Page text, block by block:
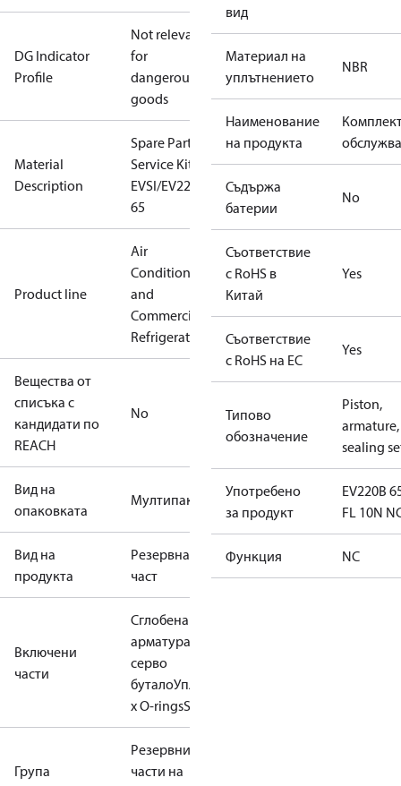
DG Indicator
Profile
Not relevant
for
dangerous
goods
Material
Description
Spare Part
Service Kit
EVSI/EV220B
65
Product line
Air
Conditioning
and
Commercial
Refrigeration
Вещества от
списъка с
кандидати по
REACH
No
Вид на
опаковката
Мултипак
Вид на
продукта
Резервна
част
Включени
части
Сглобена
арматура
серво
буталоУплътнения
x O-ringsScrew
Група
Резервни
части на
вид
Материал на
уплътнението
NBR
Наименование
на продукта
Съдържа
батерии
No
Съответствие
с RoHS в
Китай
Yes
Съответствие
с RoHS на ЕС
Yes
Типово
обозначение
Piston,
armature,
sealing
Употребено
за продукт
EV220B
FL 10N
Функция NC